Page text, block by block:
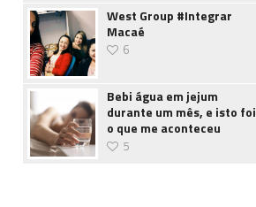
West Group #Integrar
Macaé
6
Bebi água em jejum
durante um mês, e isto foi
o que me aconteceu
5